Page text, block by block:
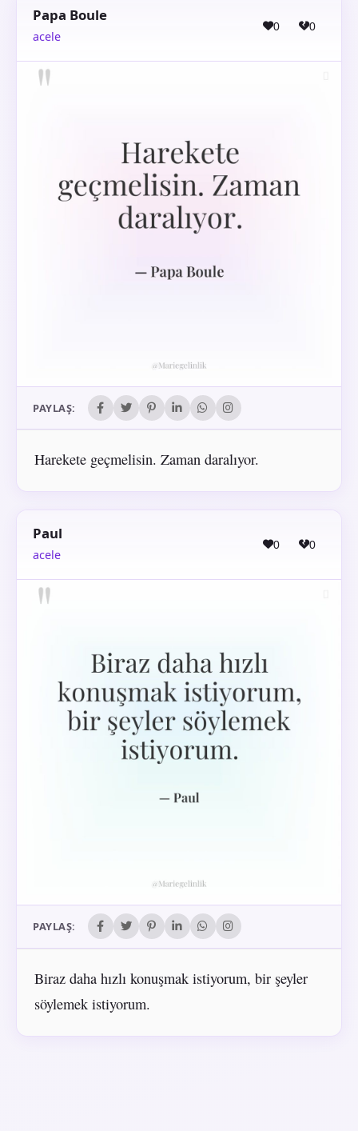
Papa Boule
acele
0 0
PAYLAŞ:
Harekete geçmelisin. Zaman daralıyor.
Paul
acele
0 0
PAYLAŞ:
Biraz daha hızlı konuşmak istiyorum, bir şeyler
söylemek istiyorum.